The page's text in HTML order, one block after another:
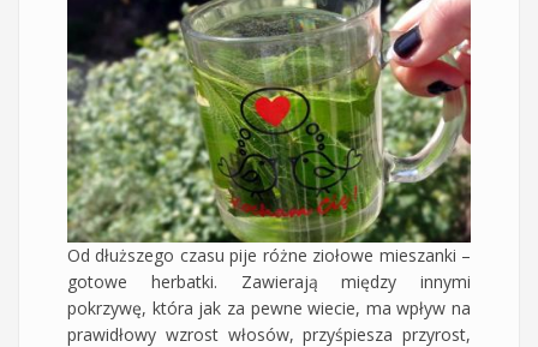
Od dłuższego czasu pije różne ziołowe mieszanki –
gotowe herbatki. Zawierają między innymi
pokrzywę, która jak za pewne wiecie, ma wpływ na
prawidłowy wzrost włosów, przyśpiesza przyrost,